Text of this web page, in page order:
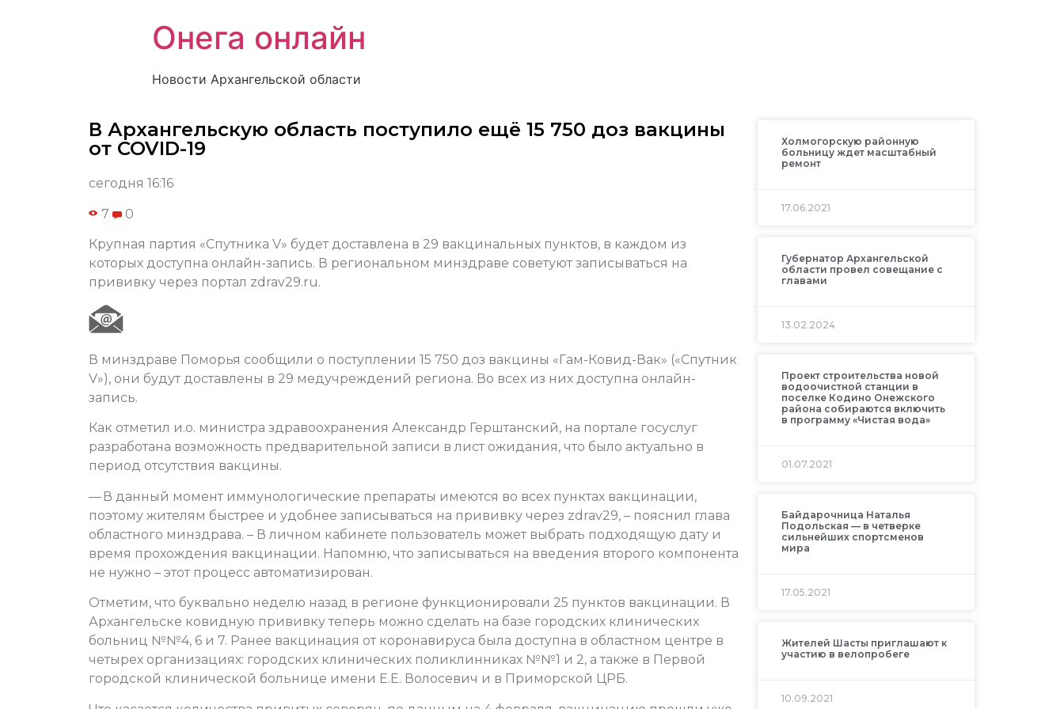
Онега онлайн
Новости Архангельской области
В Архангельскую область поступило ещё 15 750 доз вакцины
от COVID-19
сегодня 16:16
7 0
Крупная партия «Спутника V» будет доставлена в 29 вакцинальных пунктов, в каждом из
которых доступна онлайн-запись. В региональном минздраве советуют записываться на
прививку через портал zdrav29.ru.
В минздраве Поморья сообщили о поступлении 15 750 доз вакцины «Гам-Ковид-Вак» («Спутник
V»), они будут доставлены в 29 медучреждений региона. Во всех из них доступна онлайн-
запись.
Как отметил и.о. министра здравоохранения Александр Герштанский, на портале госуслуг
разработана возможность предварительной записи в лист ожидания, что было актуально в
период отсутствия вакцины.
— В данный момент иммунологические препараты имеются во всех пунктах вакцинации,
поэтому жителям быстрее и удобнее записываться на прививку через zdrav29, – пояснил глава
областного минздрава. – В личном кабинете пользователь может выбрать подходящую дату и
время прохождения вакцинации. Напомню, что записываться на введения второго компонента
не нужно – этот процесс автоматизирован.
Отметим, что буквально неделю назад в регионе функционировали 25 пунктов вакцинации. В
Архангельске ковидную прививку теперь можно сделать на базе городских клинических
больниц №№4, 6 и 7. Ранее вакцинация от коронавируса была доступна в областном центре в
четырех организациях: городских клинических поликлинниках №№1 и 2, а также в Первой
городской клинической больнице имени Е.Е. Волосевич и в Приморской ЦРБ.
Холмогорскую районную
больницу ждет масштабный
ремонт
17.06.2021
Губернатор Архангельской
области провел совещание с
главами
13.02.2024
Проект строительства новой
водоочистной станции в
поселке Кодино Онежского
района собираются включить
в программу «Чистая вода»
01.07.2021
Байдарочница Наталья
Подольская — в четверке
сильнейших спортсменов
мира
17.05.2021
Жителей Шасты приглашают к
участию в велопробеге
10.09.2021